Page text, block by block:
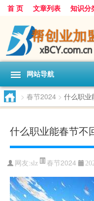
首 页 文章列表 知识分
网站导航
> 春节2024 > 什么职业
什么职业能春节不
网友:slz 春节2024